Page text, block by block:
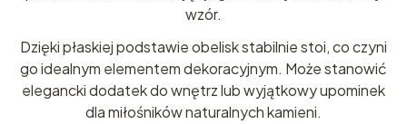
wzór.
Dzięki płaskiej podstawie obelisk stabilnie stoi, co czyni
go idealnym elementem dekoracyjnym. Może stanowić
elegancki dodatek do wnętrz lub wyjątkowy upominek
dla miłośników naturalnych kamieni.